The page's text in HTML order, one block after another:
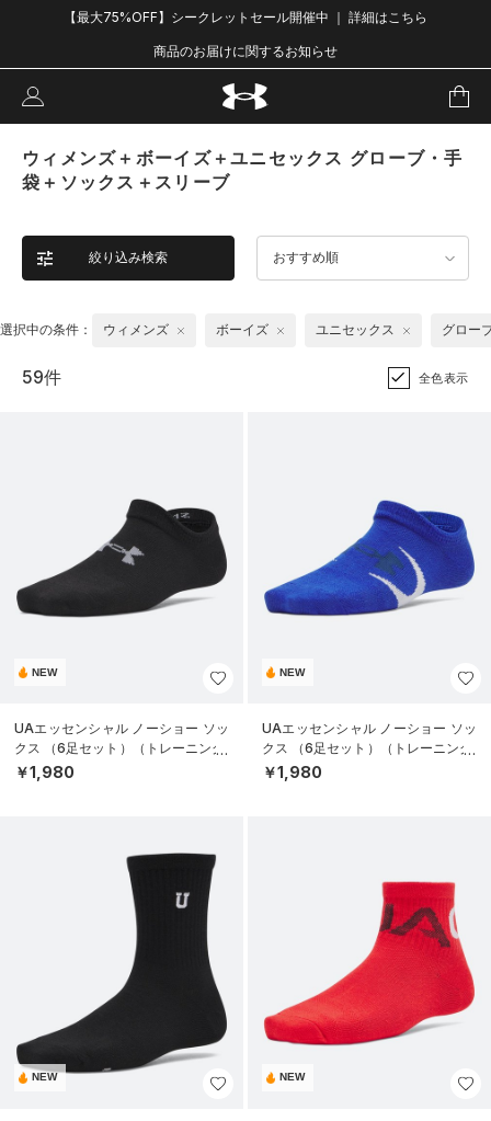
【最大75%OFF】シークレットセール開催中 ｜ 詳細はこちら
商品のお届けに関するお知らせ
ウィメンズ＋ボーイズ＋ユニセックス グローブ・手
袋＋ソックス＋スリーブ
絞り込み検索 おすすめ順
選択中の条件： ウィメンズ ボーイズ ユニセックス グロー
59件 全色表示
NEW
UAエッセンシャル ノーショー ソッ
クス （6足セット）（トレーニング/
KIDS）
￥1,980
NEW
UAエッセンシャル ノーショー ソッ
クス （6足セット）（トレーニング/
KIDS）
￥1,980
NEW NEW